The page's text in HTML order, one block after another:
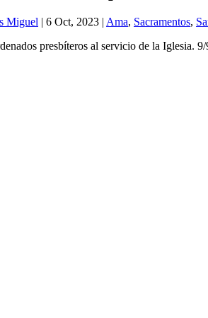
Miguel | 6 Oct, 2023 | Ama, Sacramentos,